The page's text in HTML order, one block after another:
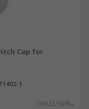
Cap for
1
THB22.59/ชิ้น